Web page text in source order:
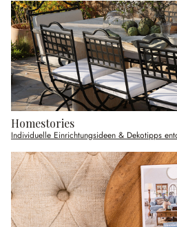
Homestories
Individuelle Einrichtungsideen & Dekotipps